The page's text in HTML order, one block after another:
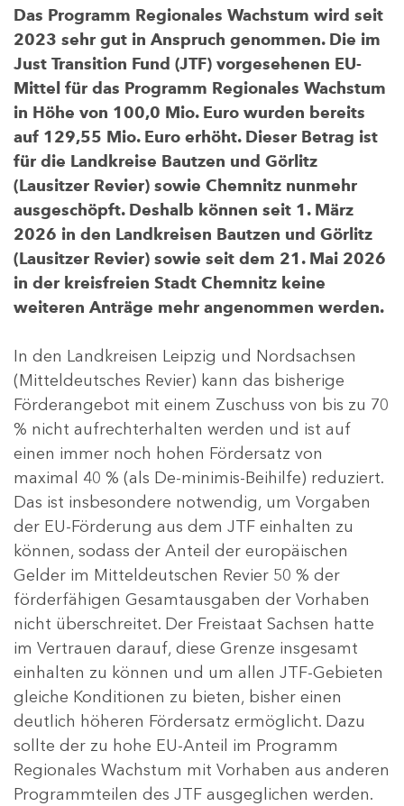
Das Programm Regionales Wachstum wird seit
2023 sehr gut in Anspruch genommen. Die im
Just Transition Fund (JTF) vorgesehenen EU-
Mittel für das Programm Regionales Wachstum
in Höhe von 100,0 Mio. Euro wurden bereits
auf 129,55 Mio. Euro erhöht. Dieser Betrag ist
für die Landkreise Bautzen und Görlitz
(Lausitzer Revier) sowie Chemnitz nunmehr
ausgeschöpft. Deshalb können seit 1. März
2026 in den Landkreisen Bautzen und Görlitz
(Lausitzer Revier) sowie seit dem 21. Mai 2026
in der kreisfreien Stadt Chemnitz keine
weiteren Anträge mehr angenommen werden.
In den Landkreisen Leipzig und Nordsachsen
(Mitteldeutsches Revier) kann das bisherige
Förderangebot mit einem Zuschuss von bis zu 70
% nicht aufrechterhalten werden und ist auf
einen immer noch hohen Fördersatz von
maximal 40 % (als De-minimis-Beihilfe) reduziert.
Das ist insbesondere notwendig, um Vorgaben
der EU-Förderung aus dem JTF einhalten zu
können, sodass der Anteil der europäischen
Gelder im Mitteldeutschen Revier 50 % der
förderfähigen Gesamtausgaben der Vorhaben
nicht überschreitet. Der Freistaat Sachsen hatte
im Vertrauen darauf, diese Grenze insgesamt
einhalten zu können und um allen JTF-Gebieten
gleiche Konditionen zu bieten, bisher einen
deutlich höheren Fördersatz ermöglicht. Dazu
sollte der zu hohe EU-Anteil im Programm
Regionales Wachstum mit Vorhaben aus anderen
Programmteilen des JTF ausgeglichen werden.